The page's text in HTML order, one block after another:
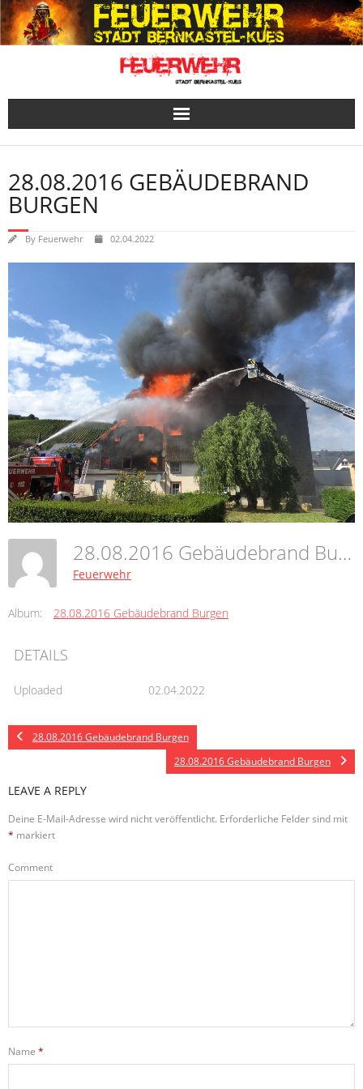
Skip
to
content
28.08.2016 GEBÄUDEBRAND
BURGEN
By Feuerwehr 02.04.2022
28.08.2016 Gebäudebrand Burgen
Feuerwehr
Album: 28.08.2016 Gebäudebrand Burgen
DETAILS
Uploaded 02.04.2022
28.08.2016 Gebäudebrand Burgen
28.08.2016 Gebäudebrand Burgen
LEAVE A REPLY
Deine E-Mail-Adresse wird nicht veröffentlicht. Erforderliche Felder sind mit
* markiert
Comment
Name *